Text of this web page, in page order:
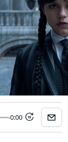
-0:00 15